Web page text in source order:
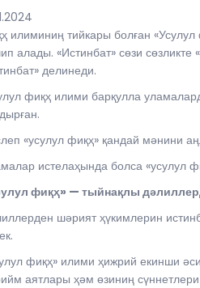
илиминиң тийкары болған
алады. «Истинбат» сөзи
делинеди.
фиқҳ илими барқулла
«усулул фиқҳ» қандай мәнини
истелаҳында болса «усулул
фиқҳ» — тыйнақлы
шәрият ҳүкимлерин
фиқҳ» илими ҳижрий екинши
аятлары ҳәм өзиниң